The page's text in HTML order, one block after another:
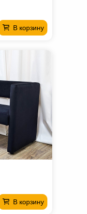
В корзину
В корзину